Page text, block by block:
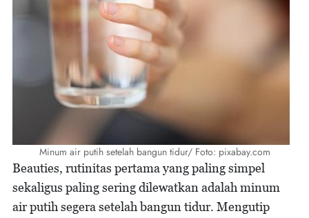
Minum air putih setelah bangun tidur/ Foto: pixabay.com
Beauties, rutinitas pertama yang paling simpel
sekaligus paling sering dilewatkan adalah minum
air putih segera setelah bangun tidur. Mengutip